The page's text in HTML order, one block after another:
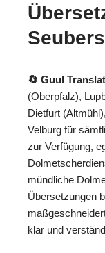
🔄 Guul
(Oberpfalz),
Dietfurt
Velburg für
zur Verfügung,
mündliche
Übersetzungen
klar und